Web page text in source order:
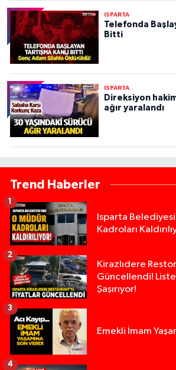
ISPARTA
Telefonda
Bitti
ISPARTA
Direksiyon
ağır yaralandı
Trend Haberler
Isparta
Kadroları
1
Kirazlıdere
Güncellendi!
Şaşırıyor!
2
Emekli İmam
3
4